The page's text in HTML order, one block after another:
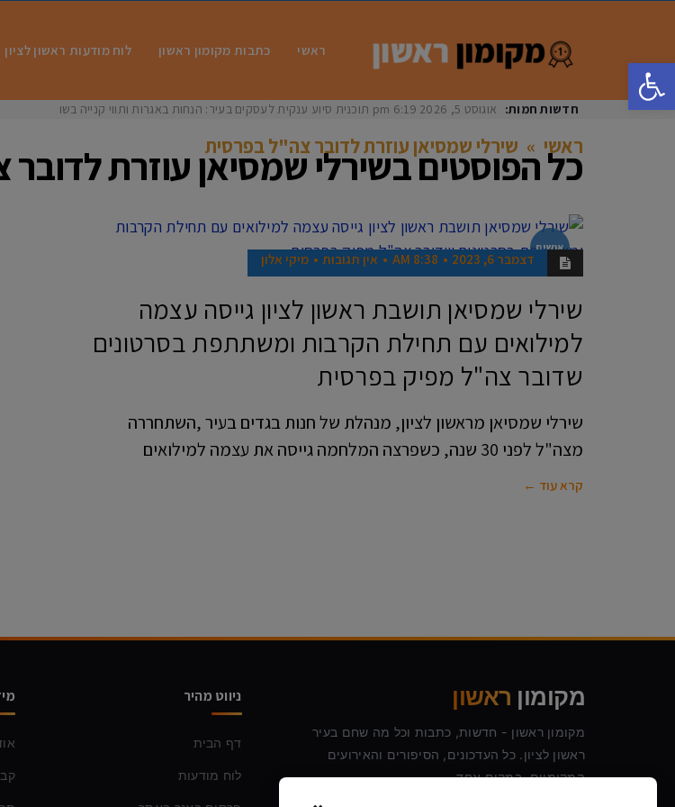
פתח סרגל נגישות
ראשי כתבות מקומון ראשון לוח מודעות ראשון לציון
חדשות חמות: אוגוסט 5, 2026 6:19 pm תוכנית סיוע ענקית לעסקים בעיר: הנחות באגרות ותווי קנייה בשווי
ראשי » שירלי שמסיאן עוזרת לדובר צה"ל בפרסית
כל הפוסטים בשירלי שמסיאן עוזרת
אנשים
דצמבר 6, 2023 8:38 AM אין תגובות מיקי אלון
שירלי שמסיאן תושבת ראשון לציון גייסה עצמה
למילואים עם תחילת הקרבות ומשתתפת בסרטונים
שדובר צה"ל מפיק בפרסית
שירלי שמסיאן מראשון לציון, מנהלת של חנות בגדים בעיר ,השתחררה
מצה"ל לפני 30 שנה, כשפרצה המלחמה גייסה את עצמה למילואים
קרא עוד ←
מקומון ראשון
מקומון ראשון - חדשות, כתבות וכל מה שחם בעיר
ראשון לציון. כל העדכונים, הסיפורים והאירועים
המקומיים, במקום אחד.
ניווט מהיר
דף הבית
לוח מודעות